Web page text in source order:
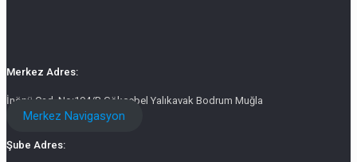
Merkez Adres:
İnönü Cad. No:194/B Gökçebel Yalıkavak Bodrum Muğla
Merkez Navigasyon
Şube Adres: